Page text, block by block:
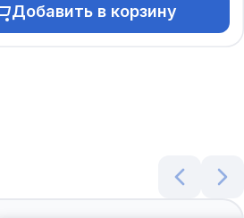
Добавить в корзину